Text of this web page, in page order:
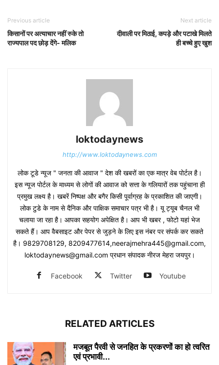
Previous article
किसानों पर अत्याचार नहीं रुके तो
राज्यपाल पद छोड़ देंगे- मलिक
Next article
दीवाली पर मिठाई, कपड़े और पटाखे मिलते
ही बच्चे हुए खुश
loktodaynews
http://www.loktodaynews.com
लोक टूडे न्यूज " जनता की आवाज " देश की खबरों का एक मात्र वेब पोर्टल है।
इस न्यूज पोर्टल के माध्यम से लोगों की आवाज को सत्ता के गलियारों तक पहुंचाना ही
प्रमुख लक्ष्य है। खबरें निष्पक्ष और बगैर किसी पूर्वाग्रह के प्रकाशित की जाएगी।
लोक टुडे के नाम से दैनिक और पाक्षिक समाचार पत्र भी है। यू ट्यूब चैनल भी
चलाया जा रहा है। आपका सहयोग अपेक्षित है। आप भी खबर , फोटो यहां भेज
सकते हैं। आप वैबसाइट और पेपर से जुड़ने के लिए इस नंबर पर संपर्क कर सकते
है। 9829708129, 8209477614,neerajmehra445@gmail.com,
loktodaynews@gmail.com प्रधान संपादक नीरज मेहरा जयपुर।
Facebook Twitter Youtube
RELATED ARTICLES
मजबूत पैरवी से जनहित के प्रकरणों का हो त्वरित
एवं प्रभावी...